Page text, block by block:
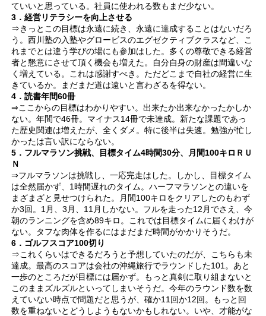
ていいと思っている。社員に使われる数もまだ少ない。
3．経営リテラシーを向上させる
⇒きっとこの目標は永遠に続き、永遠に達成することはないだろ
う。西川塾の入塾やグロービスのエグゼクティブクラスなど、こ
れまでとは違う学びの場にも参加はした。多くの尊敬できる経営
者と懇意にさせて頂く機会も増えた。自分自身の財産は間違いな
く増えている。これは感謝すべき。ただどこまで自社の経営に生
きているか。まだまだ道は遠いと言わざるを得ない。
4．読書年間60冊
⇒ここからの目標はわかりやすい。出来たか出来なかったかしか
ない。年間で46冊。マイナス14冊で未達成。新たな課題であっ
た歴史関連は増えたが、全くダメ。特に後半は失速。勉強が忙し
かったは言い訳にならない。
5．フルマラソン挑戦、目標タイム4時間30分、月間100キロＲＵ
Ｎ
⇒フルマラソンは挑戦し、一応完走はした。しかし、目標タイム
は全然届かず、1時間遅れのタイム。ハーフマラソンとの違いを
まざまざと見せつけられた。月間100キロをクリアしたのもわず
か3回。1月、3月、11月しかない。フルを走った12月でさえ、今
朝のランニングを含め89キロ。これでは目標タイムに届くわけが
ない。タフな肉体を作るにはまだまだ時間がかかりそうだ。
6．ゴルフスコア100切り
⇒これくらいはできるだろうと予想していたのだが、こちらも未
達成。最高のスコアは会社の沖縄旅行でラウンドした101。あと
一歩のところだが目標には届かず。もっと真剣に取り組まないと
このままズルズルといってしまいそうだ。今年のラウンド数を数
えていない時点で問題だと思うが、確か11回か12回。もっと回
数を重ねないとどうしようもないかもしれない。いや、才能がな